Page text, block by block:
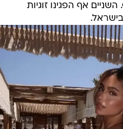
אף הפגינו זוגיות